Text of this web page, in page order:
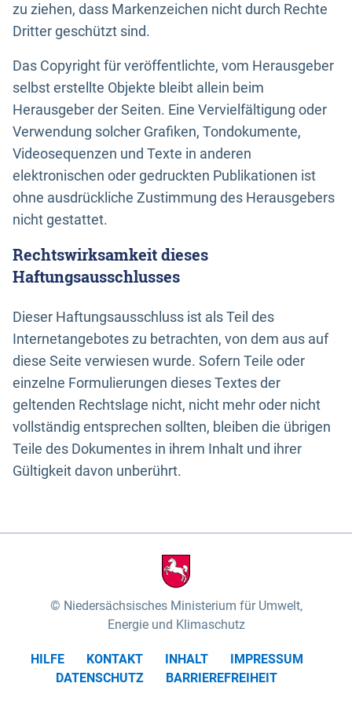
zu ziehen, dass Markenzeichen nicht durch Rechte
Dritter geschützt sind.
Das Copyright für veröffentlichte, vom Herausgeber
selbst erstellte Objekte bleibt allein beim
Herausgeber der Seiten. Eine Vervielfältigung oder
Verwendung solcher Grafiken, Tondokumente,
Videosequenzen und Texte in anderen
elektronischen oder gedruckten Publikationen ist
ohne ausdrückliche Zustimmung des Herausgebers
nicht gestattet.
Rechtswirksamkeit dieses
Haftungsausschlusses
Dieser Haftungsausschluss ist als Teil des
Internetangebotes zu betrachten, von dem aus auf
diese Seite verwiesen wurde. Sofern Teile oder
einzelne Formulierungen dieses Textes der
geltenden Rechtslage nicht, nicht mehr oder nicht
vollständig entsprechen sollten, bleiben die übrigen
Teile des Dokumentes in ihrem Inhalt und ihrer
Gültigkeit davon unberührt.
Niedersächsisches Ministerium für Umwelt,
Energie und Klimaschutz
HILFE KONTAKT INHALT
IMPRESSUM
DATENSCHUTZ
BARRIEREFREIHEIT